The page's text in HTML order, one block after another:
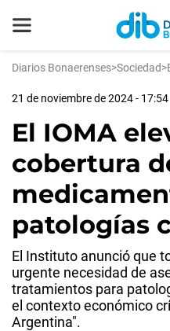
Diarios Bonaerenses>Sociedad>
21 de noviembre de 2024 - 17:54
El IOMA
cobertura
patologías
El Instituto anunció que
urgente necesidad de
tratamientos para
el contexto económico
Argentina".